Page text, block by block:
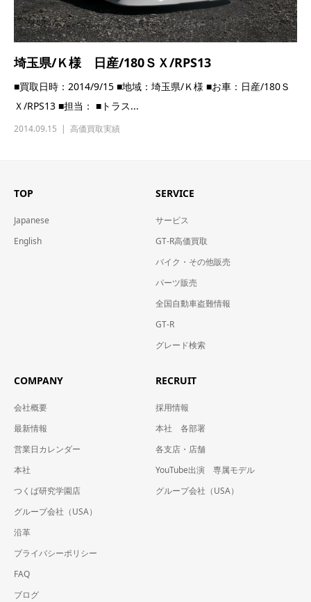
埼玉県/Ｋ様 日産/180ＳＸ/RPS13
■買取日時：2014/9/15 ■地域：埼玉県/Ｋ様 ■お車：日産/180Ｓ
Ｘ/RPS13 ■担当： ■トラス...
2014.09.15 高価買取実績
TOP
Japanese
English
SERVICE
サービス
GT-R高価買取
バイク・その他販売
パーツ販売
全国自動車盗難情報
GT-R
グレード検索
COMPANY
会社概要
最新情報
営業日カレンダー
本社
つくば研究学園店
グループ会社（USA）
沿革
プライバシーポリシー
FAQ
ブログ
RECRUIT
採用情報
本社 各部署
各支店・店舗
YouTube出演 専属モデル
グループ会社（USA）